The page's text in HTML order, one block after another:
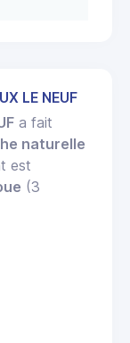
LE NEUF
a fait
naturelle
est
(3